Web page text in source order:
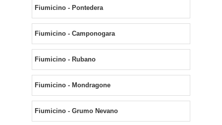
Fiumicino - Pontedera
Fiumicino - Camponogara
Fiumicino - Rubano
Fiumicino - Mondragone
Fiumicino - Grumo Nevano